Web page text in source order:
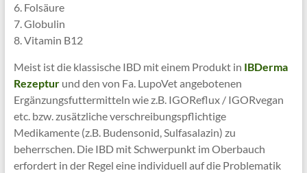
6. Folsäure
7. Globulin
8. Vitamin B12
Meist ist die klassische IBD mit einem Produkt in IBDerma
Rezepturund den von Fa. LupoVet angebotenen
Ergänzungsfuttermitteln wie z.B. IGOReflux / IGORvegan
etc. bzw. zusätzliche verschreibungspflichtige
Medikamente (z.B. Budensonid, Sulfasalazin) zu
beherrschen. Die IBD mit Schwerpunkt im Oberbauch
erfordert in der Regel eine individuell auf die Problematik